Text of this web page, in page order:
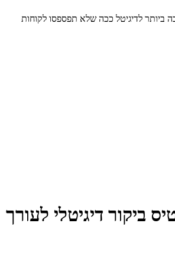
ביותר לדיגיטל ככה שלא תפספסו לקוחות
ביקור דיגיטלי לעורך